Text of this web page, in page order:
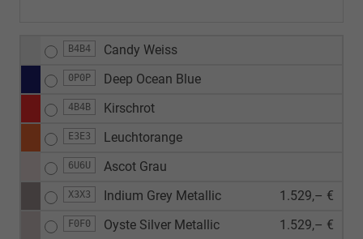
B4B4 Candy Weiss
0P0P Deep Ocean Blue
4B4B Kirschrot
E3E3 Leuchtorange
6U6U Ascot Grau
X3X3 Indium Grey Metallic 1.529,– €
F0F0 Oyste Silver Metallic 1.529,– €